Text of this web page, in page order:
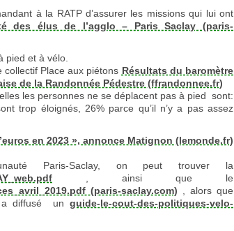
à la RATP d’assurer les missions qui lui ont
des élus de l’agglo – Paris Saclay (paris-
pied et à vélo.
collectif Place aux piétons Résultats du baromètre
de la Randonnée Pédestre (ffrandonnee.fr)
les personnes ne se déplacent pas à pied sont:
trop éloignés, 26% parce qu’il n’y a pas assez
en 2023 », annonce Matignon (lemonde.fr)
Paris-Saclay, on peut trouver la
, ainsi que le
(paris-saclay.com) , alors que
a diffusé un guide-le-cout-des-politiques-velo-